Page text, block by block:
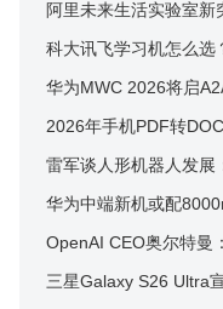
探索新利润平衡点
阿里未来生活实验室
MoE模型“专家”真专精
科大讯飞学习机怎么选
评，助你找到最适合孩
华为MWC 2026将启
智能体通信标准全球落
2026年手机PDF转
程序「PDF转换兔」成
雷军谈人形机器人发展
小米机器人进步显著邀
华为中端新机或配
位续航大战再添猛将
OpenAI CEO奥尔特曼
水“荒谬”，能效或已追
三星Galaxy S26 Ultra